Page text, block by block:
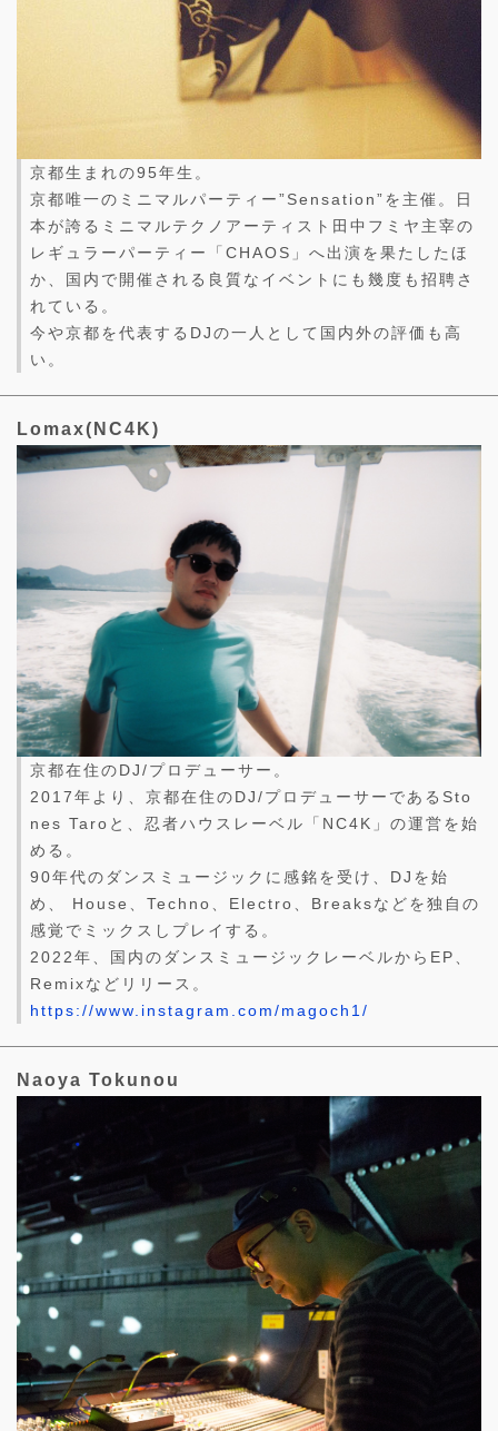
京都生まれの95年生。
京都唯一のミニマルパーティー”Sensation”を主催。日
本が誇るミニマルテクノアーティスト田中フミヤ主宰の
レギュラーパーティー「CHAOS」へ出演を果たしたほ
か、国内で開催される良質なイベントにも幾度も招聘さ
れている。
今や京都を代表するDJの一人として国内外の評価も高
い。
Lomax(NC4K)
京都在住のDJ/プロデューサー。
2017年より、京都在住のDJ/プロデューサーであるSto
nes Taroと、忍者ハウスレーベル「NC4K」の運営を始
める。
90年代のダンスミュージックに感銘を受け、DJを始
め、 House、Techno、Electro、Breaksなどを独自の
感覚でミックスしプレイする。
2022年、国内のダンスミュージックレーベルからEP、
Remixなどリリース。
https://www.instagram.com/magoch1/
Naoya Tokunou